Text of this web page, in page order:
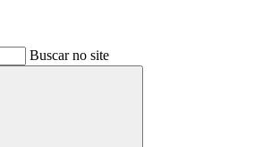
Buscar no site